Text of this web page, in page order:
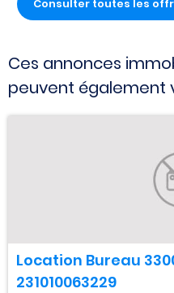
Consulter toutes les
Ces annonces
peuvent également
Location Bureau
231010063229